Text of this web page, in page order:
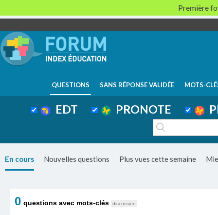
QUESTIONS SANS RÉPONSE VALIDÉE MOTS-
EDT PRONOTE
En cours Nouvelles questions Plus vues cette semaine
0 questions avec mots-clés discussion
Première